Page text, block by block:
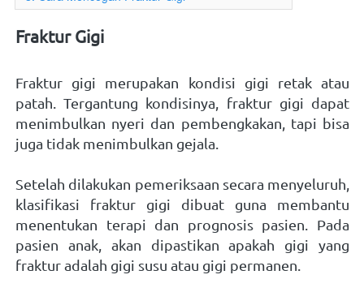
Fraktur Gigi
Fraktur gigi merupakan kondisi gigi retak atau
patah. Tergantung kondisinya, fraktur gigi dapat
menimbulkan nyeri dan pembengkakan, tapi bisa
juga tidak menimbulkan gejala.
Setelah dilakukan pemeriksaan secara menyeluruh,
klasifikasi fraktur gigi dibuat guna membantu
menentukan terapi dan prognosis pasien. Pada
pasien anak, akan dipastikan apakah gigi yang
fraktur adalah gigi susu atau gigi permanen.